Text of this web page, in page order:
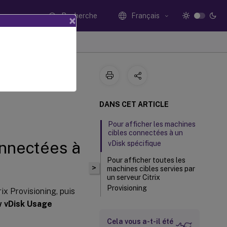
Recherche Français
à
Provisioning, puis
vDisk Usage
>
DANS CET ARTICLE
Pour afficher les machines
cibles connectées à un
vDisk spécifique
Pour afficher toutes les
machines cibles servies par
un serveur Citrix
Provisioning
Cela vous a-t-il été
×